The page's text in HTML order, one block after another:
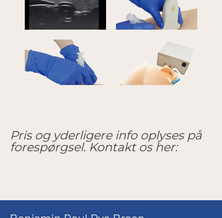
Pris og yderligere info oplyses på
forespørgsel. Kontakt os her: